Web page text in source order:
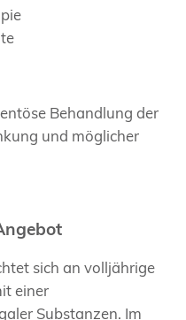
Behandlung der
und möglicher
sich an volljährige
einer
Substanzen. Im